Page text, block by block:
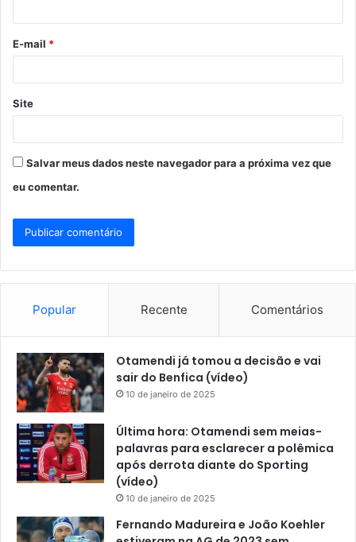
*
E-mail *
Site
Salvar meus dados neste navegador para a próxima vez que
eu comentar.
Popular Recente Comentários
Otamendi já tomou a decisão e vai
sair do Benfica (vídeo)
10 de janeiro de 2025
Última hora: Otamendi sem meias-
palavras para esclarecer a polêmica
após derrota diante do Sporting
(vídeo)
10 de janeiro de 2025
Fernando Madureira e João Koehler